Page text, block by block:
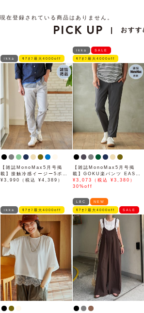
現在登録されている商品はありません。
PICK UP | おす
ikka ﾓｱｵﾌ最大4000off
【雑誌MonoMax5月号掲
載】接触冷感イージー5ポケ
ット
¥3,990（税込 ¥4,389）
ikka SALE
ﾓｱｵﾌ最大4000off
【雑誌MonoMax5月号掲
載】GOKU楽パンツ EASY
STRETCH 冷感アンクル
【接触冷感】「小泉孝太郎さ
¥3,073（税込 ¥3,380）
30%off
ikka ﾓｱｵﾌ最大4000off
LBC NEW
ﾓｱｵﾌ最大4000off SALE